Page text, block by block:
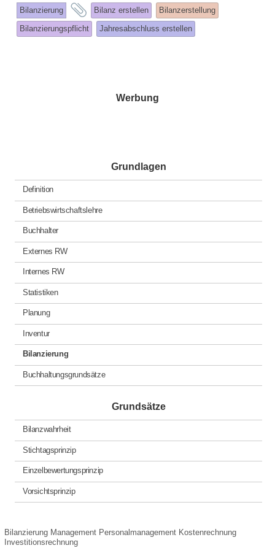
Bilanzierung
and
tagged
Bilanz erstellen
Bilanzerstellung
Bilanzierungspflicht
Jahresabschluss erstellen
Werbung
Grundlagen
Definition
Betriebswirtschaftslehre
Buchhalter
Externes RW
Internes RW
Statistiken
Planung
Inventur
Bilanzierung
Buchhaltungsgrundsätze
Grundsätze
Bilanzwahrheit
Stichtagsprinzip
Einzelbewertungsprinzip
Vorsichtsprinzip
Bilanzierung Management Personalmanagement Kostenrechnung
Investitionsrechnung